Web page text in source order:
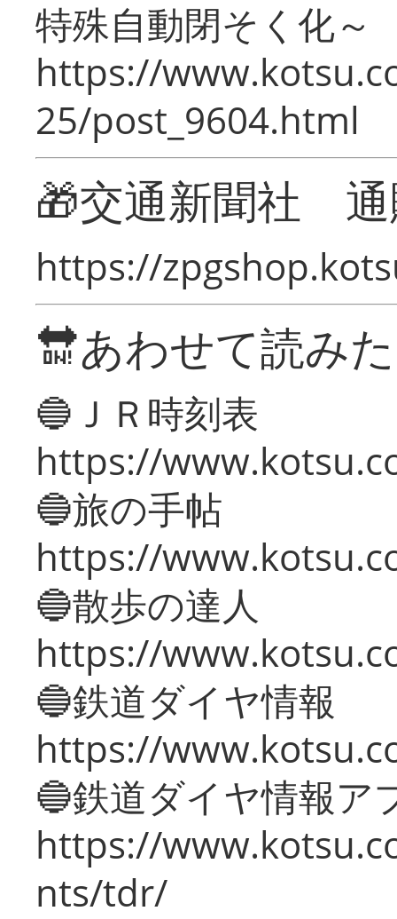
特殊自動閉そく化～
https://
25/post_9604.html
🎁交通新聞社
https://
🔛あわせて読み
🔵ＪＲ時刻表
https://
🔵旅の手帖
https://
🔵散歩の達人
https://
🔵鉄道ダイヤ情報
https://
🔵鉄道ダイヤ情報ア
https://
nts/tdr/